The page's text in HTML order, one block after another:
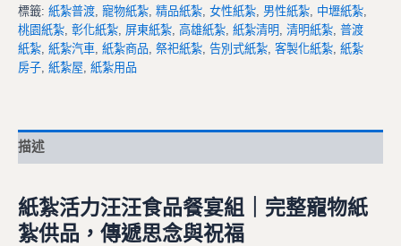
標籤: 紙紮普渡, 寵物紙紮, 精品紙紮, 女性紙紮, 男性紙紮, 中壢紙紮,
桃園紙紮, 彰化紙紮, 屏東紙紮, 高雄紙紮, 紙紮清明, 清明紙紮, 普渡
紙紮, 紙紮汽車, 紙紮商品, 祭祀紙紮, 告別式紙紮, 客製化紙紮, 紙紮
房子, 紙紮屋, 紙紮用品
描述
紙紮活力汪汪食品餐宴組｜完整寵物紙
紮供品，傳遞思念與祝福